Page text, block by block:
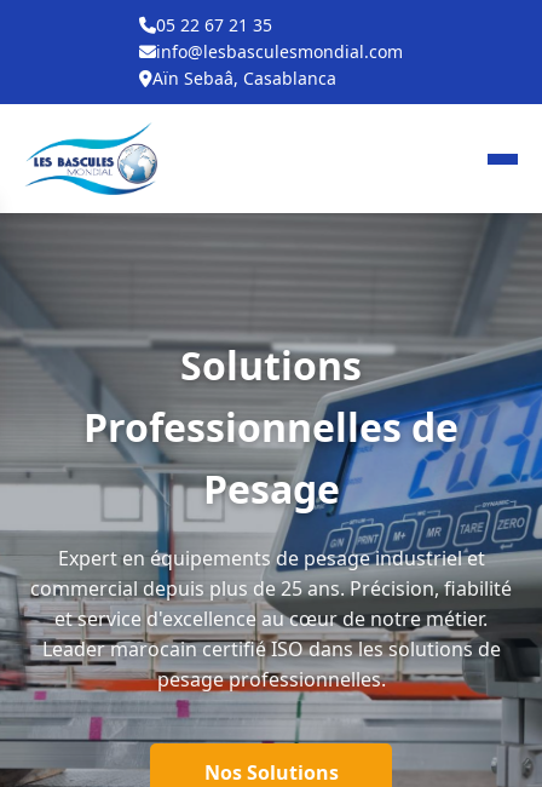
05 22 67 21 35
info@lesbasculesmondial.com
Aïn Sebaâ, Casablanca
Solutions
Professionnelles de
Pesage
Expert en équipements de pesage industriel et
commercial depuis plus de 25 ans. Précision, fiabilité
et service d'excellence au cœur de notre métier.
Leader marocain certifié ISO dans les solutions de
pesage professionnelles.
Nos Solutions